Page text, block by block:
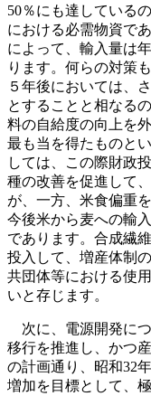
50％にも達している
における必需物資で
によって、輸入量は
ります。何らの対策
５年後においては、
とすることと相なる
料の自給度の向上を
最も当を得たものと
しては、この際財政
種の改善を促進して
が、一方、米食偏重
今後米から麦への輸
であります。合成繊
投入して、増産体制
共団体等における使
いと存じます。
次に、電源開発に
移行を推進し、かつ
の計画通り、昭和32
増加を目標として、